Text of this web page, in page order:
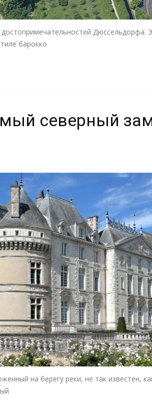
Дюссельдорфа.
барокко
северный
на берегу реки, не так известен,